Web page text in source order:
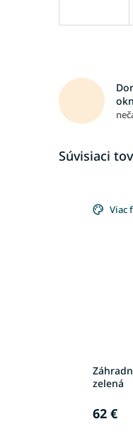
Súvisiaci
Viac
zelená
62 €